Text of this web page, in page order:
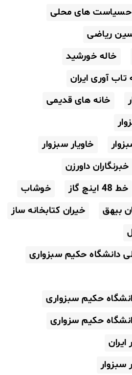
حسیاست های محلی
ریاضی
خاله خورشید
تاب آوری ایران
خانه های قدیمی
خاویار سبزوار
خبرنگاران داورزن
خط 48 اینچ گاز
خوشاب
بیهق
خیران کتابخانه ساز
دانشگاه حکیم سبزواری
حکیم سبزواری
حکیم سزواری